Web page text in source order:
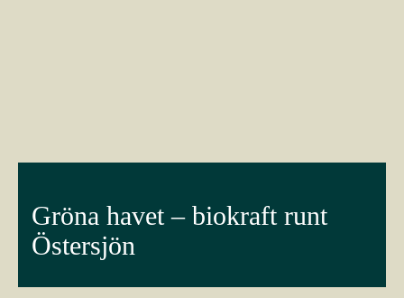
Gröna havet – biokraft runt
Östersjön